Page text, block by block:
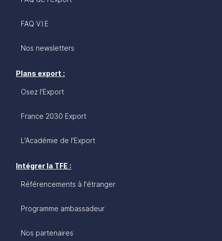
FAQ V.I.E
Nos newsletters
Plans export :
Osez l'Export
France 2030 Export
L'Académie de l'Export
Intégrer la TFE :
Référencements à l'étranger
Programme ambassadeur
Nos partenaires